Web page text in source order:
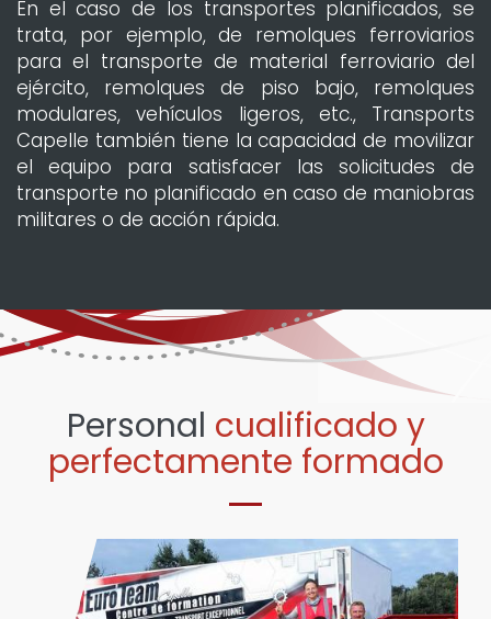
En el caso de los transportes planificados, se
trata, por ejemplo, de remolques ferroviarios
para el transporte de material ferroviario del
ejército, remolques de piso bajo, remolques
modulares, vehículos ligeros, etc., Transports
Capelle también tiene la capacidad de movilizar
el equipo para satisfacer las solicitudes de
transporte no planificado en caso de maniobras
militares o de acción rápida.
Personal cualificado y
perfectamente formado